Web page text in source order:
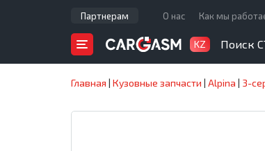
Партнерам О нас Как мы
KZ Поиск
Главная | Кузовные запчасти | Alpina | 3-